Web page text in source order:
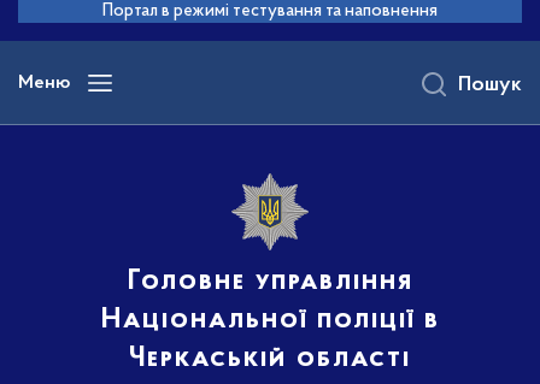
основного
вмісту
Портал в режимі тестування та наповнення
Меню
Головне управління
Національної поліції в
Черкаській області
Пошук